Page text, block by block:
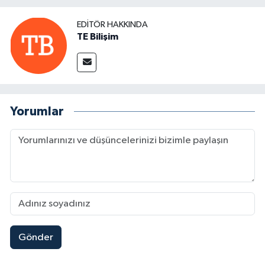
EDITÖR HAKKINDA
TE Bilişim
Yorumlar
Gönder